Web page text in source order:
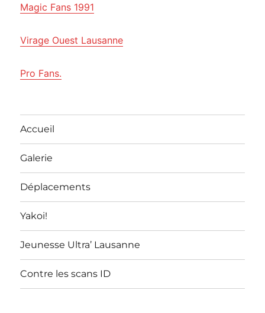
Magic Fans 1991
Virage Ouest Lausanne
Pro Fans.
Accueil
Galerie
Déplacements
Yakoi!
Jeunesse Ultra’ Lausanne
Contre les scans ID